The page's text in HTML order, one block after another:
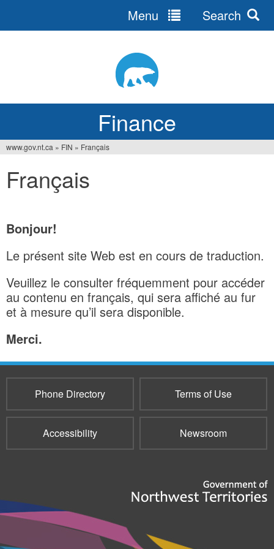
Finance
Menu Search
are
www.gov.nt.ca » FIN » Français
Français
Bonjour!
Le présent site Web est en cours de traduction.
Veuillez le consulter fréquemment pour accéder
au contenu en français, qui sera affiché au fur
et à mesure qu’il sera disponible.
Merci.
Phone Directory Terms of Use
Accessibility Newsroom